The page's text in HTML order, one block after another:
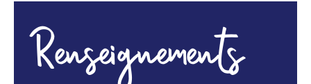
Renseignements